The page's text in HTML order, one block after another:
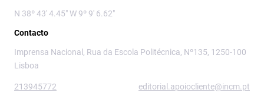
N 38º 43' 4.45" W 9º 9' 6.62"
Contacto
Imprensa Nacional, Rua da Escola Politécnica, Nº135, 1250-100
Lisboa
213945772 editorial.apoiocliente@incm.pt